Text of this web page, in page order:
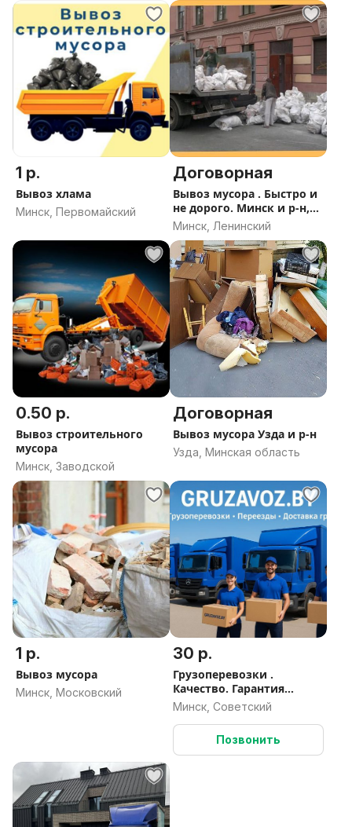
1 р.
Вывоз хлама
Минск, Первомайский
Договорная
Вывоз мусора . Быстро и
не дорого. Минск и р-н,
Фаниполь, Дзержинск
Минск, Ленинский
0.50 р.
Вывоз строительного
мусора
Минск, Заводской
Договорная
Вывоз мусора Узда и р-н
Узда, Минская область
1 р.
Вывоз мусора
Минск, Московский
30 р.
Грузоперевозки .
Качество. Гарантия
приезда авто
Минск, Советский
Позвонить